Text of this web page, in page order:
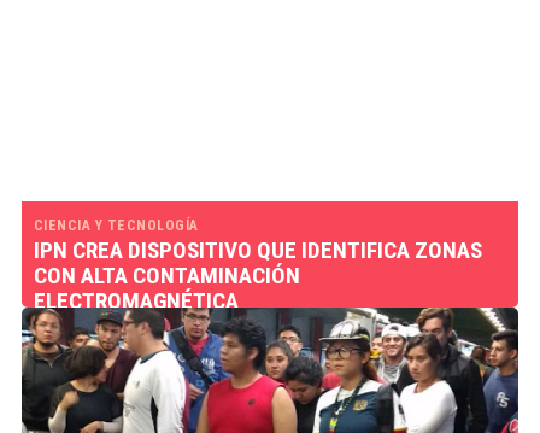
CIENCIA Y TECNOLOGÍA
IPN CREA DISPOSITIVO QUE IDENTIFICA ZONAS
CON ALTA CONTAMINACIÓN
ELECTROMAGNÉTICA